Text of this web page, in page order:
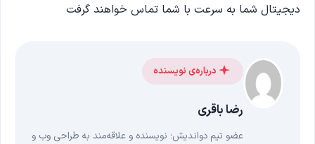
دیجیتال شما به سرعت با شما تماس خواهند گرفت
درباره‌ی نویسنده
رضا باقری
عضو تیم دواندیش؛ نویسنده و علاقه‌مند به طراحی وب و